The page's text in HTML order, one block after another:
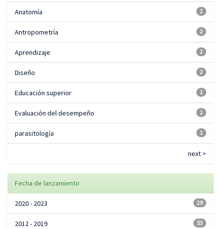
2
Anatomía
2
Antropometría
2
Aprendizaje
2
Diseño
2
Educación superior
2
Evaluación del desempeño
2
parasitología
next >
Fecha de lanzamiento
29
2020 - 2023
53
2012 - 2019